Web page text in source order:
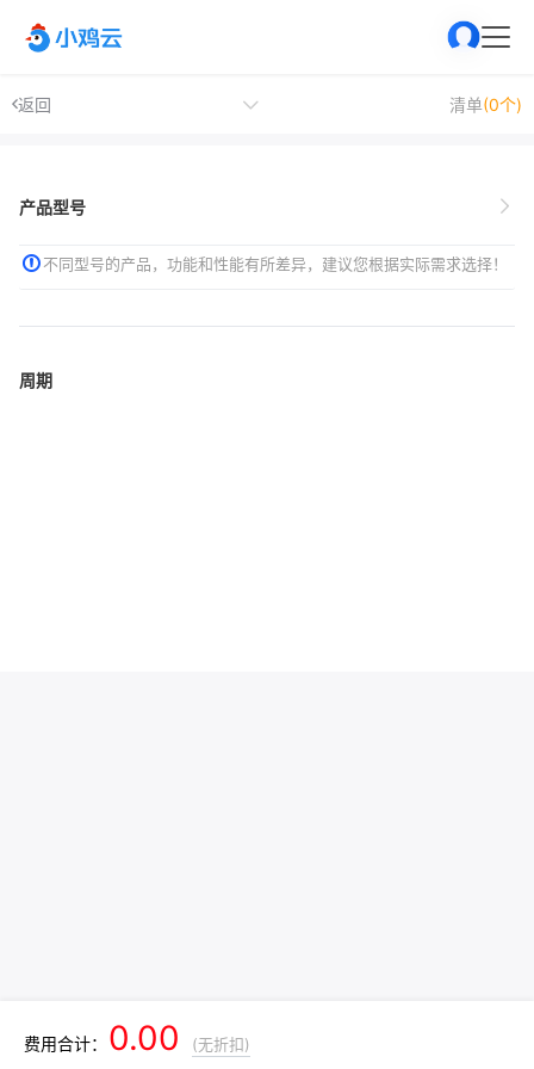
返回 清单(0个)
产品型号
不同型号的产品，功能和性能有所差异，建议您根据实际需求选择！
周期
费用合计： 0.00 (无折扣)